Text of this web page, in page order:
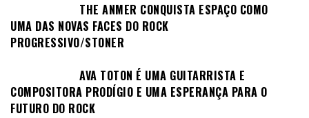
THE ANMER CONQUISTA ESPAÇO COMO
UMA DAS NOVAS FACES DO ROCK
PROGRESSIVO/STONER
AVA TOTON É UMA GUITARRISTA E
COMPOSITORA PRODÍGIO E UMA ESPERANÇA PARA O
FUTURO DO ROCK